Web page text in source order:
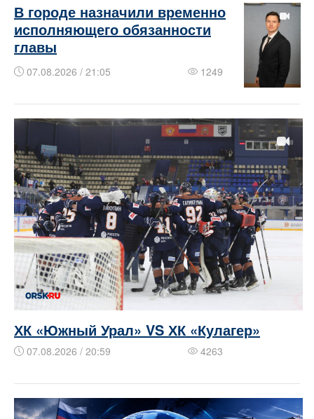
В городе назначили временно
исполняющего обязанности
главы
07.08.2026 / 21:05 1249
ХК «Южный Урал» VS ХК «Кулагер»
07.08.2026 / 20:59 4263